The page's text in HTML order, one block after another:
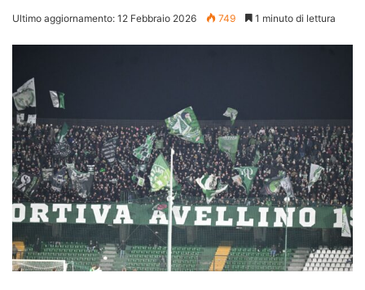
Ultimo aggiornamento: 12 Febbraio 2026 749 1 minuto di lettura